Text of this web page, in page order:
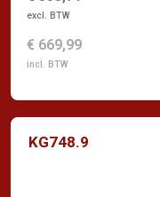
excl. BTW
€ 669,99
incl. BTW
KG748.9